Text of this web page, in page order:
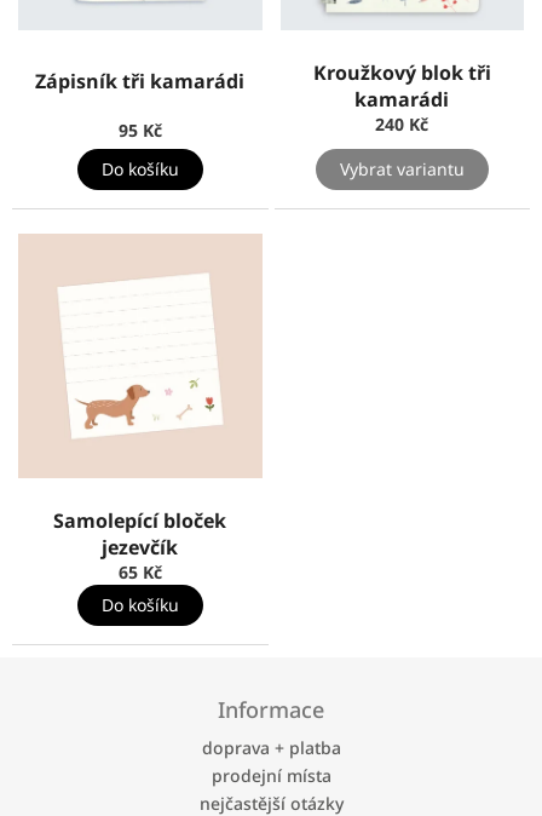
Zápisník tři kamarádi
95 Kč
Do košíku
Kroužkový blok tři
kamarádi
240 Kč
Vybrat variantu
Samolepící bloček
jezevčík
65 Kč
Do košíku
Informace
doprava + platba
prodejní místa
nejčastější otázky